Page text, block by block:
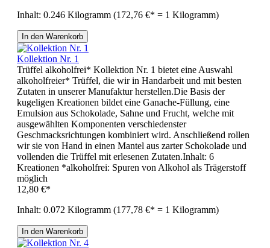
Inhalt: 0.246 Kilogramm (172,76 €* = 1 Kilogramm)
In den Warenkorb
Kollektion Nr. 1
Trüffel alkoholfrei* Kollektion Nr. 1 bietet eine Auswahl
alkoholfreier* Trüffel, die wir in Handarbeit und mit besten
Zutaten in unserer Manufaktur herstellen.Die Basis der
kugeligen Kreationen bildet eine Ganache-Füllung, eine
Emulsion aus Schokolade, Sahne und Frucht, welche mit
ausgewählten Komponenten verschiedenster
Geschmacksrichtungen kombiniert wird. Anschließend rollen
wir sie von Hand in einen Mantel aus zarter Schokolade und
vollenden die Trüffel mit erlesenen Zutaten.Inhalt: 6
Kreationen *alkoholfrei: Spuren von Alkohol als Trägerstoff
möglich
12,80 €*
Inhalt: 0.072 Kilogramm (177,78 €* = 1 Kilogramm)
In den Warenkorb